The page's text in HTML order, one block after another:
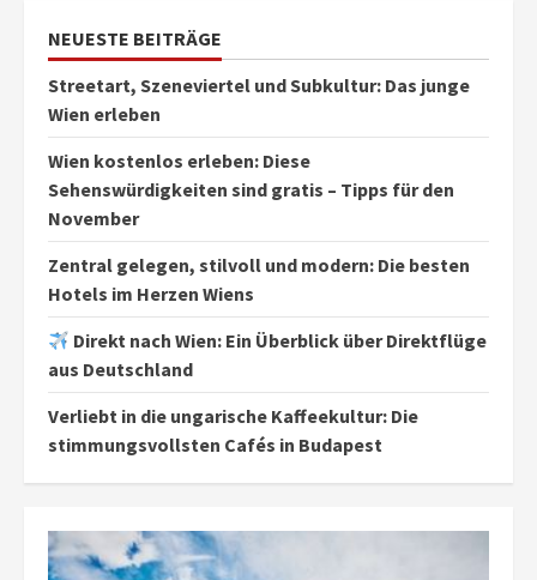
NEUESTE BEITRÄGE
Streetart, Szeneviertel und Subkultur: Das junge
Wien erleben
Wien kostenlos erleben: Diese
Sehenswürdigkeiten sind gratis – Tipps für den
November
Zentral gelegen, stilvoll und modern: Die besten
Hotels im Herzen Wiens
Direkt nach Wien: Ein Überblick über Direktflüge
aus Deutschland
Verliebt in die ungarische Kaffeekultur: Die
stimmungsvollsten Cafés in Budapest